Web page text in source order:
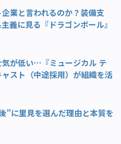
業と言われるのか？装備支
義に見る『ドラゴンボール』
気が低い…『ミュージカル テ
スト（中途採用）が組織を活
”に里見を選んだ理由と本質を